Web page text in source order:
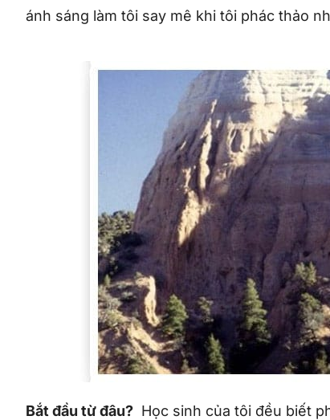
ánh sáng làm tôi say mê khi tôi phác thảo
Bắt đầu từ đâu? Học sinh của tôi đều biết